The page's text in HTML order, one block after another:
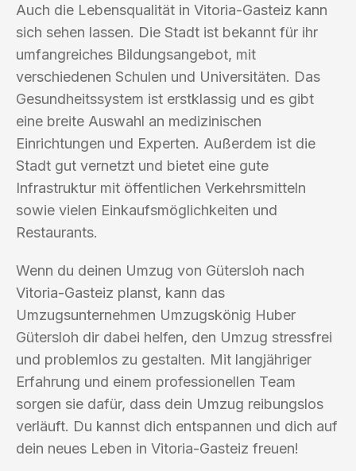
Auch die Lebensqualität in Vitoria-Gasteiz kann
sich sehen lassen. Die Stadt ist bekannt für ihr
umfangreiches Bildungsangebot, mit
verschiedenen Schulen und Universitäten. Das
Gesundheitssystem ist erstklassig und es gibt
eine breite Auswahl an medizinischen
Einrichtungen und Experten. Außerdem ist die
Stadt gut vernetzt und bietet eine gute
Infrastruktur mit öffentlichen Verkehrsmitteln
sowie vielen Einkaufsmöglichkeiten und
Restaurants.
Wenn du deinen Umzug von Gütersloh nach
Vitoria-Gasteiz planst, kann das
Umzugsunternehmen Umzugskönig Huber
Gütersloh dir dabei helfen, den Umzug stressfrei
und problemlos zu gestalten. Mit langjähriger
Erfahrung und einem professionellen Team
sorgen sie dafür, dass dein Umzug reibungslos
verläuft. Du kannst dich entspannen und dich auf
dein neues Leben in Vitoria-Gasteiz freuen!